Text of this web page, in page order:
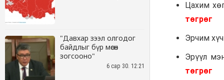
"Давхар зээл олгодог
байдлыг бүр мөсөн
зогсооно"
6 сар 30. 12:21